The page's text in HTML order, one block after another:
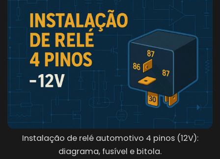
Instalação de relé automotivo 4 pinos (12V):
diagrama, fusível e bitola.